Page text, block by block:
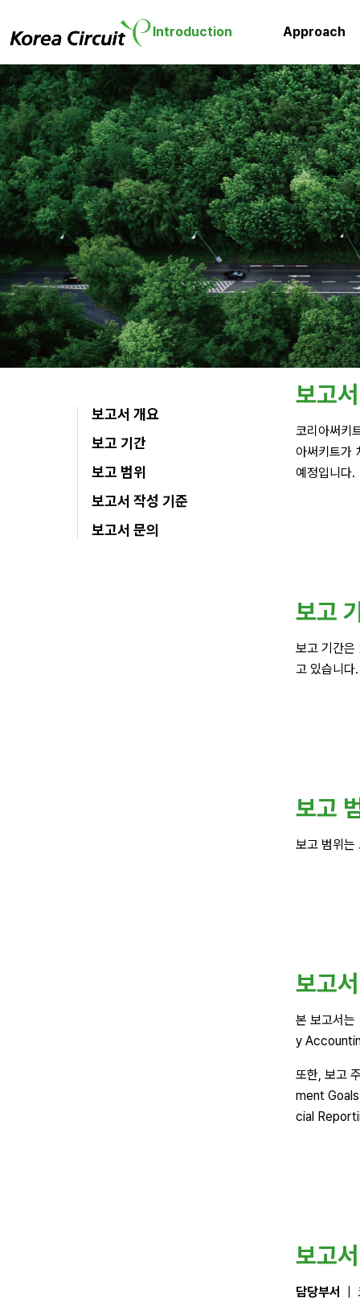
Introduction Approach
보고서 개요
보고 기간
보고 범위
보고서 작성 기준
보고서 문의
보고
코리아써키
아써키트가
예정입니다.
보고
보고 기간
고 있습니다.
보고
보고 범위
보고
본 보고서
y
또한, 보고
ment
cial
보고
담당부서